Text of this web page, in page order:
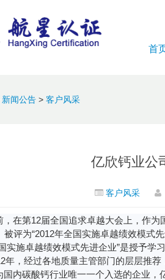
首
新闻公告 > 客户风采
亿欣钙业公
客户风采
，在第12届全国追求卓越大会上，作
被评为“2012年全国实施卓越绩效模式
实施卓越绩效模式先进企业”是授予学
年，经过各地质量主管部门的层层推荐
国内碳酸钙行业唯一一个入选的企业